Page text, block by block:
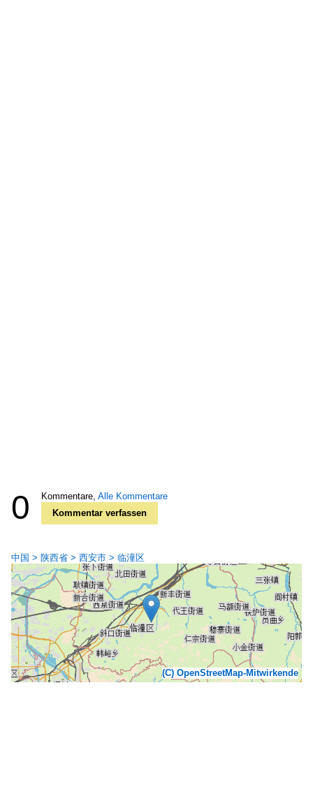
0 Kommentare, Alle Kommentare
Kommentar verfassen
中国 > 陕西省 > 西安市 > 临潼区
(C) OpenStreetMap-Mitwirkende